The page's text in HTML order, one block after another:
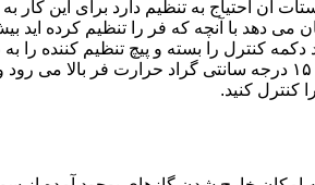
کنترل کنید.